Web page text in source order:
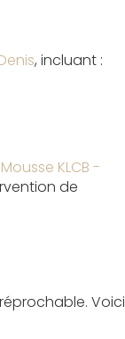
, incluant :
KLCB -
de
Voici